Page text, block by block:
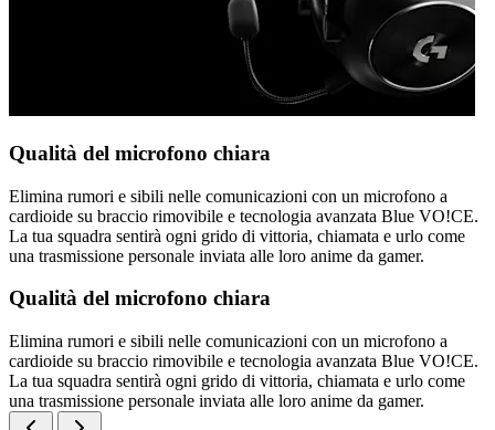
Qualità del microfono chiara
Elimina rumori e sibili nelle comunicazioni con un microfono a
cardioide su braccio rimovibile e tecnologia avanzata Blue VO!CE.
La tua squadra sentirà ogni grido di vittoria, chiamata e urlo come
una trasmissione personale inviata alle loro anime da gamer.
Qualità del microfono chiara
Elimina rumori e sibili nelle comunicazioni con un microfono a
cardioide su braccio rimovibile e tecnologia avanzata Blue VO!CE.
La tua squadra sentirà ogni grido di vittoria, chiamata e urlo come
una trasmissione personale inviata alle loro anime da gamer.